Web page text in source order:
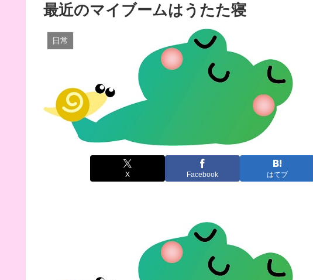
最近のマイブームはうたた寝
日常
X Facebook はてブ